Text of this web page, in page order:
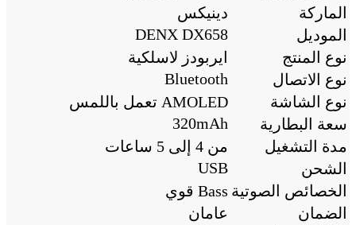
الماركة
دينيكس
الموديل
DENX DX658
نوع المنتج
ايربودز لاسلكية
نوع الاتصال
Bluetooth
نوع الشاشة
AMOLED تعمل باللمس
سعة البطارية
320mAh
مدة التشغيل
من 4 إلى 5 ساعات
الشحن
USB
الخصائص الصوتية Bass قوي
الضمان
عامان